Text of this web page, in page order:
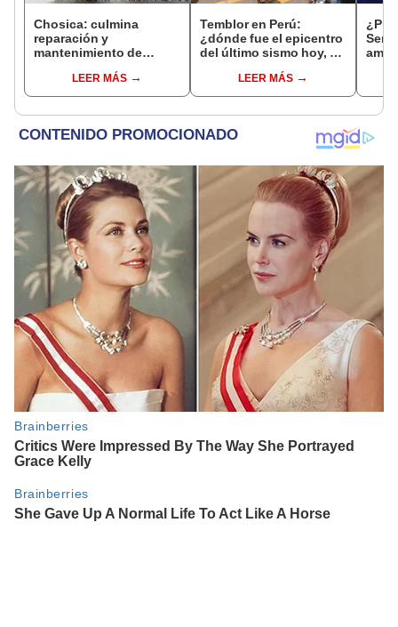
Chosica: culmina
reparación y
mantenimiento de
LEER MÁS
Temblor en Perú:
¿dónde fue el epicentro
del último sismo hoy, 3
LEER MÁS